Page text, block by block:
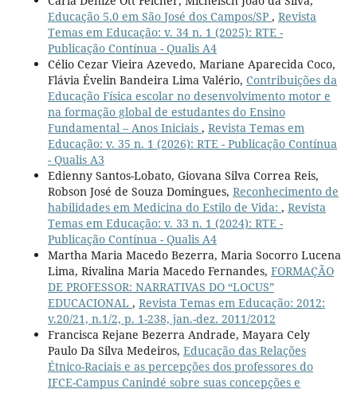
Educação 5.0 em São José dos Campos/SP , Revista
Temas em Educação: v. 34 n. 1 (2025): RTE -
Publicação Contínua - Qualis A4
Célio Cezar Vieira Azevedo, Mariane Aparecida Coco,
Flávia Évelin Bandeira Lima Valério, Contribuições da
Educação Física escolar no desenvolvimento motor e
na formação global de estudantes do Ensino
Fundamental – Anos Iniciais , Revista Temas em
Educação: v. 35 n. 1 (2026): RTE - Publicação Contínua
- Qualis A3
Edienny Santos-Lobato, Giovana Silva Correa Reis,
Robson José de Souza Domingues, Reconhecimento de
habilidades em Medicina do Estilo de Vida: , Revista
Temas em Educação: v. 33 n. 1 (2024): RTE -
Publicação Contínua - Qualis A4
Martha Maria Macedo Bezerra, Maria Socorro Lucena
Lima, Rivalina Maria Macedo Fernandes, FORMAÇÃO
DE PROFESSOR: NARRATIVAS DO “LOCUS”
EDUCACIONAL , Revista Temas em Educação: 2012:
v.20/21, n.1/2, p. 1-238, jan.-dez. 2011/2012
Francisca Rejane Bezerra Andrade, Mayara Cely
Paulo Da Silva Medeiros, Educação das Relações
Étnico-Raciais e as percepções dos professores do
IFCE-Campus Canindé sobre suas concepções e